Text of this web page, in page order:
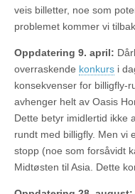
veis billetter, noe som
problemet kommer vi
Oppdatering 9. april:
overraskende konkurs i
konsekvenser for billigfly-
avhenger helt av Oasis
Dette betyr imidlertid ikke
rundt med billigfly. Men vi
stopp (noe som forsåvidt
Midtøsten til Asia. Dette